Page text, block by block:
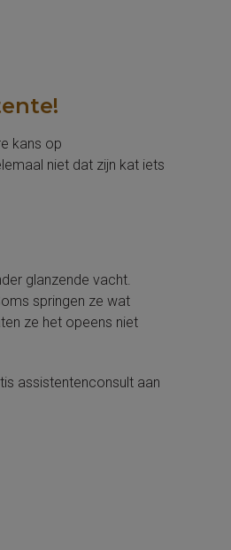
kans op
niet dat zijn kat iets
glanzende vacht.
springen ze wat
ze het opeens niet
assistentenconsult aan